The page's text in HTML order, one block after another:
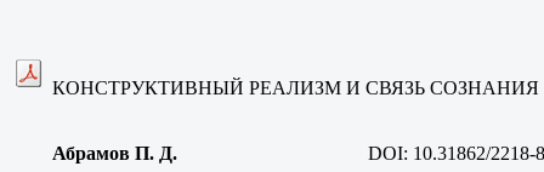
КОНСТРУКТИВНЫЙ РЕАЛИЗМ И СВЯЗЬ
Абрамов П. Д. DOI: 10.31862/2218-